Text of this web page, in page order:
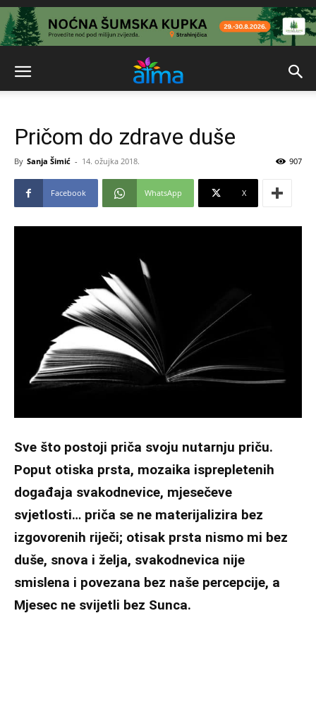
Pričom do zdrave duše
By Sanja Šimić - 14. ožujka 2018. 907
Facebook WhatsApp X
Sve što postoji priča svoju nutarnju priču.
Poput otiska prsta, mozaika isprepletenih
događaja svakodnevice, mjesečeve
svjetlosti… priča se ne materijalizira bez
izgovorenih riječi; otisak prsta nismo mi bez
duše, snova i želja, svakodnevica nije
smislena i povezana bez naše percepcije, a
Mjesec ne svijetli bez Sunca.